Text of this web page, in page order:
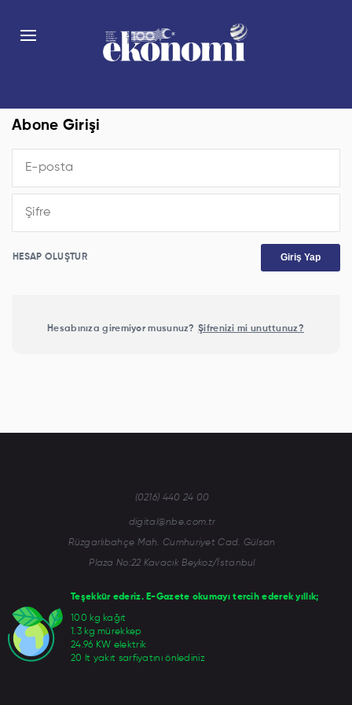
Abone Girişi
HESAP OLUŞTUR Giriş Yap
Hesabınıza giremiyor musunuz? Şifrenizi mi unuttunuz?
Teşekkür ederiz. E-Gazete okumayı tercih ederek yıllık;
100 kg kağıt
1.3 kg mürekkep
24.96 KW elektrik
20 lt yakıt sarfiyatını önlediniz
(0216) 440 24 00
digital@nbe.com.tr
Rüzgarlıbahçe Mah. Cumhuriyet Cad. Gülsan
Plaza No:22 Kavacık Beykoz/İstanbul